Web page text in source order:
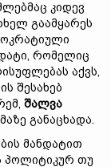
კიდევ
გაამყარეს
რომელიც
აქვს,
შესახებ
შალვა
განაცხადა.
მანდატით
პოლიტიკურ თუ